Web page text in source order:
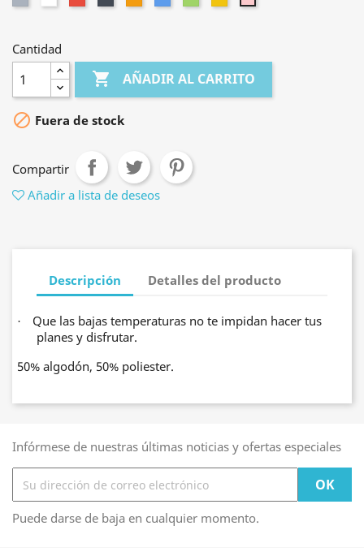
Cantidad
 AÑADIR AL CARRITO
 Fuera de stock
Compartir
Añadir a lista de deseos
Descripción Detalles del producto
·
Que las bajas temperaturas no te impidan hacer tus
planes y disfrutar.
50% algodón, 50% poliester.
Infórmese de nuestras últimas noticias y ofertas especiales
Puede darse de baja en cualquier momento.